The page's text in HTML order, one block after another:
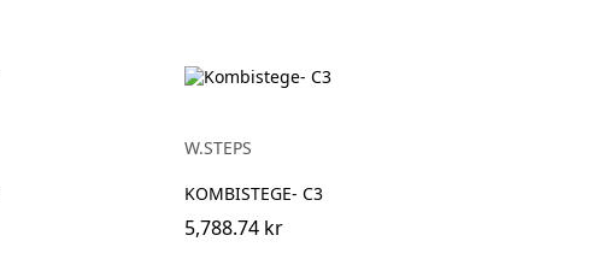
W.STEPS
KOMBISTEGE- C3
5,788.74 kr